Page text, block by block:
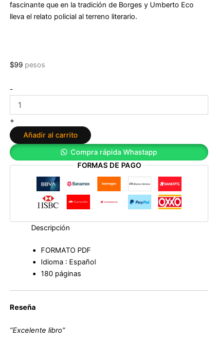
fascinante que en la tradición de Borges y Umberto Eco
lleva el relato policial al terreno literario.
$99 pesos
-
crímenes
de
Oxford
2:
Los
crímenes
Alicia
Guillermo
cantidad
+
Añadir al carrito
Compra rápida Whastapp
FORMAS DE PAGO
Descripción
FORMATO PDF
Idioma : Español
180 páginas
Reseña
“Excelente libro”